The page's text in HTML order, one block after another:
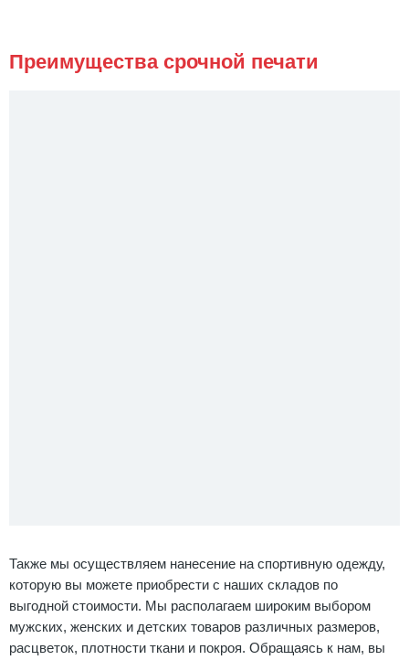
Преимущества срочной печати
Также мы осуществляем нанесение на спортивную одежду,
которую вы можете приобрести с наших складов по
выгодной стоимости. Мы располагаем широким выбором
мужских, женских и детских товаров различных размеров,
расцветок, плотности ткани и покроя. Обращаясь к нам, вы